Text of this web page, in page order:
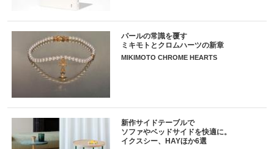
パールの常識を覆す
ミキモトとクロムハーツの新章
MIKIMOTO CHROME HEARTS
新作サイドテーブルで
ソファやベッドサイドを快適に。
イクスシー、HAYほか6選